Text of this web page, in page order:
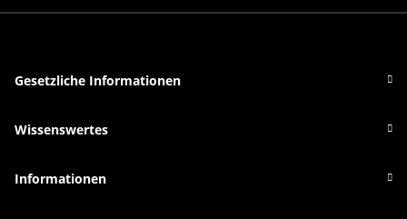
Gesetzliche Informationen
Wissenswertes
Informationen